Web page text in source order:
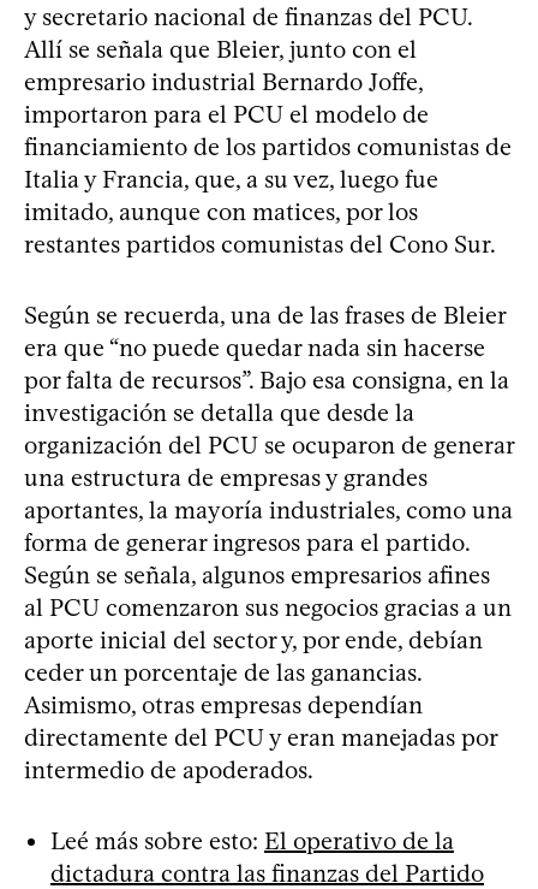
y secretario nacional de finanzas del PCU.
Allí se señala que Bleier, junto con el
empresario industrial Bernardo Joffe,
importaron para el PCU el modelo de
financiamiento de los partidos comunistas de
Italia y Francia, que, a su vez, luego fue
imitado, aunque con matices, por los
restantes partidos comunistas del Cono Sur.
Según se recuerda, una de las frases de Bleier
era que “no puede quedar nada sin hacerse
por falta de recursos”. Bajo esa consigna, en la
investigación se detalla que desde la
organización del PCU se ocuparon de generar
una estructura de empresas y grandes
aportantes, la mayoría industriales, como una
forma de generar ingresos para el partido.
Según se señala, algunos empresarios afines
al PCU comenzaron sus negocios gracias a un
aporte inicial del sector y, por ende, debían
ceder un porcentaje de las ganancias.
Asimismo, otras empresas dependían
directamente del PCU y eran manejadas por
intermedio de apoderados.
Leé más sobre esto: El operativo de la
dictadura contra las finanzas del Partido